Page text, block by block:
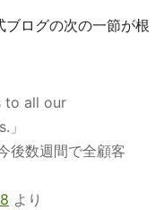
ブログの次の一節が根
to all our
後数週間で全顧客
より